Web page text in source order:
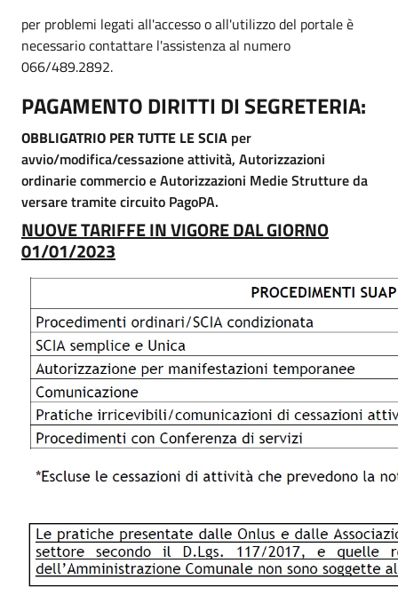
per problemi legati all'accesso o all'utilizzo del portale è
necessario contattare l'assistenza al numero
066/489.2892.
PAGAMENTO DIRITTI DI SEGRETERIA:
OBBLIGATRIO PER TUTTE LE SCIA per
avvio/modifica/cessazione attività, Autorizzazioni
ordinarie commercio e Autorizzazioni Medie Strutture da
versare tramite circuito PagoPA.
NUOVE TARIFFE IN VIGORE DAL GIORNO
01/01/2023